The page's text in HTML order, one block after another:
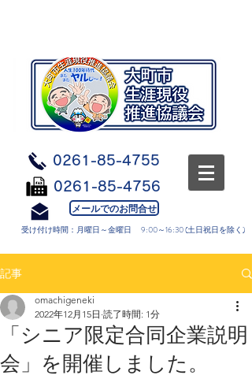
0261-85-4755
0261-85-4756
メールでのお問合せ
受け付け時間：月曜日～金曜日 9:00～16:30 (土日祝日を除く)
記事
「シニア限定合同企業説明
会」を開催しました。
omachigeneki
2022年12月15日 読了時間: 1分